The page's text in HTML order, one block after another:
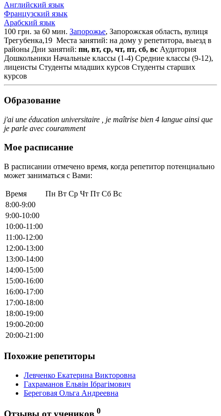
Английский язык
Французский язык
Арабский язык
100 грн. за 60 мин. Запорожье, Запорожская область, вулиця
Трегубенка,19 Места занятий: на дому у репетитора, выезд в
районы Дни занятий: пн, вт, ср, чт, пт, сб, вс Аудитория
Дошкольники Начальные классы (1-4) Средние классы (9-12),
лицеисты Студенты младших курсов Студенты старших
курсов
Образование
j'ai une éducation universitaire , je maîtrise bien 4 langue ainsi que
je parle avec couramment
Мое расписание
В расписании отмечено время, когда репетитор потенциально
может заниматься с Вами:
Время Пн Вт Ср Чт Пт Сб Вс
8:00-9:00
9:00-10:00
10:00-11:00
11:00-12:00
12:00-13:00
13:00-14:00
14:00-15:00
15:00-16:00
16:00-17:00
17:00-18:00
18:00-19:00
19:00-20:00
20:00-21:00
Похожие репетиторы
Левченко Екатерина Викторовна
Гахраманов Ельвін Ібрагімович
Береговая Ольга Андреевна
0